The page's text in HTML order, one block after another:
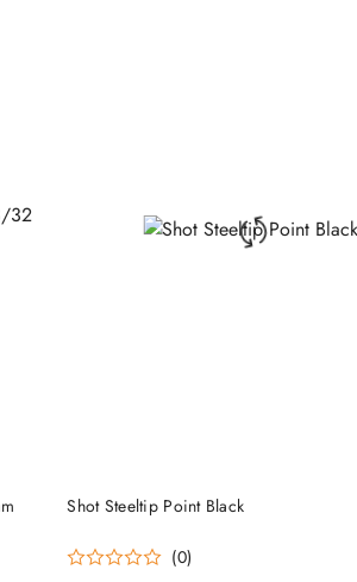
Shot Steeltip Point Black
(0)
DO KOSZYKA